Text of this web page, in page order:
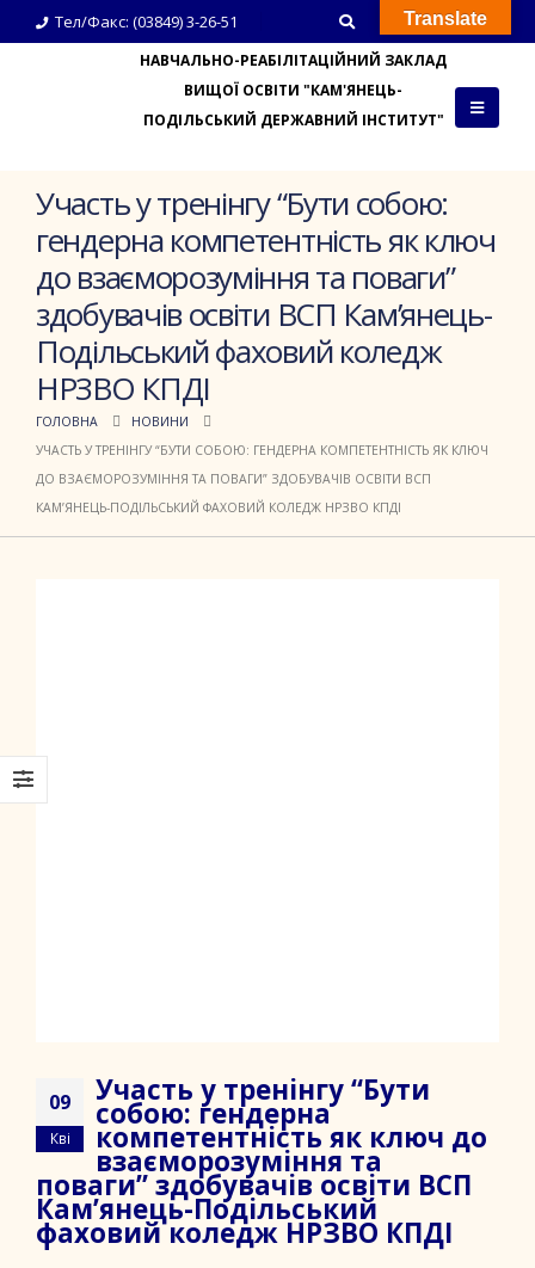
Тел/Факс: (03849) 3-26-51
НАВЧАЛЬНО-РЕАБІЛІТАЦІЙНИЙ ЗАКЛАД
ВИЩОЇ ОСВІТИ "КАМ'ЯНЕЦЬ-
ПОДІЛЬСЬКИЙ ДЕРЖАВНИЙ ІНСТИТУТ"
Участь у тренінгу “Бути собою:
гендерна компетентність як ключ
до взаєморозуміння та поваги”
здобувачів освіти ВСП Кам’янець-
Подільський фаховий коледж
НРЗВО КПДІ
ГОЛОВНА
НОВИНИ
УЧАСТЬ У ТРЕНІНГУ “БУТИ СОБОЮ: ГЕНДЕРНА КОМПЕТЕНТНІСТЬ ЯК КЛЮЧ
ДО ВЗАЄМОРОЗУМІННЯ ТА ПОВАГИ” ЗДОБУВАЧІВ ОСВІТИ ВСП
КАМ’ЯНЕЦЬ-ПОДІЛЬСЬКИЙ ФАХОВИЙ КОЛЕДЖ НРЗВО КПДІ
09
Кві
Участь у тренінгу “Бути
собою: гендерна
компетентність як ключ до
взаєморозуміння та
поваги” здобувачів освіти ВСП
Кам’янець-Подільський
фаховий коледж НРЗВО КПДІ
Translate